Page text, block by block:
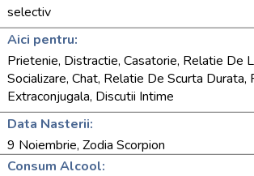
selectiv
Aici pentru:
Prietenie, Distractie, Casatorie, Relatie De
Socializare, Chat, Relatie De Scurta Durata,
Extraconjugala, Discutii Intime
Data Nasterii:
9 Noiembrie, Zodia Scorpion
Consum Alcool: